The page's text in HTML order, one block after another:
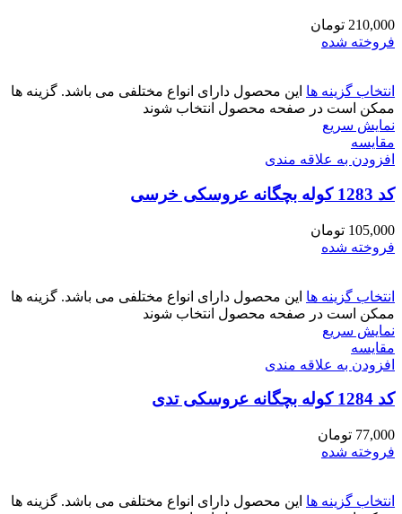
210,000 تومان
فروخته شده
انتخاب گزینه ها این محصول دارای انواع مختلفی می باشد. گزینه ها
ممکن است در صفحه محصول انتخاب شوند
نمایش سریع
مقايسه
افزودن به علاقه مندی
کد 1283 کوله بچگانه عروسکی خرسی
105,000 تومان
فروخته شده
انتخاب گزینه ها این محصول دارای انواع مختلفی می باشد. گزینه ها
ممکن است در صفحه محصول انتخاب شوند
نمایش سریع
مقايسه
افزودن به علاقه مندی
کد 1284 کوله بچگانه عروسکی تدی
77,000 تومان
فروخته شده
انتخاب گزینه ها این محصول دارای انواع مختلفی می باشد. گزینه ها